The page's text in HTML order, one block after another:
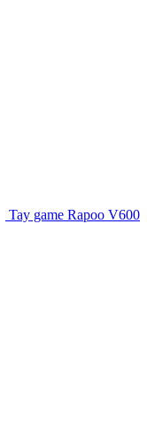
Tay game Rapoo V600